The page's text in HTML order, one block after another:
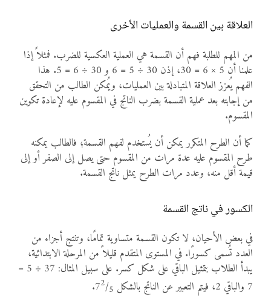
العلاقة بين القسمة والعمليات الأخرى
من المهم للطلبة فهم أن القسمة هي العملية العكسية للضرب. فمثلاً إذا
علمنا أن 5 × 6 = 30، إذن 30 ÷ 5 = 6 و 30 ÷ 6 = 5. هذا
الفهم يُعزز العلاقة المتبادلة بين العمليات، ويُمكن الطالب من التحقق
من إجابته بعد عملية القسمة بضرب الناتج في المقسوم عليه لإعادة تكوين
المقسوم.
كما أن الطرح المتكرر يمكن أن يُستخدم لفهم القسمة؛ فالطالب يمكنه
طرح المقسوم عليه عدة مرات من المقسوم حتى يصل إلى الصفر أو إلى
قيمة أقل منه، وعدد مرات الطرح يمثل ناتج القسمة.
الكسور في ناتج القسمة
في بعض الأحيان، لا تكون القسمة متساوية تمامًا، وتنتج أجزاء من
العدد تُسمى كسورًا. في المستوى المتقدم قليلاً من المرحلة الابتدائية،
يبدأ الطلاب بتمثيل الباقي على شكل كسر. على سبيل المثال: 37 ÷ 5 =
7 والباقي 2، فيتم التعبير عن الناتج بالشكل 7
2/5
.